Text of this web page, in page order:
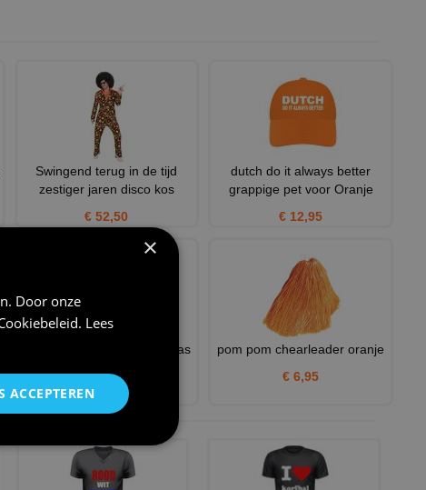
Swingend terug in de tijd
zestiger jaren disco kos
€ 52,50
dutch do it always better
grappige pet voor Oranje
€ 12,95
Mini A4 boodschappentas tas
€ 2,95
pom pom chearleader oranje
€ 6,95
×
Door onze
. Lees
ACCEPTEREN